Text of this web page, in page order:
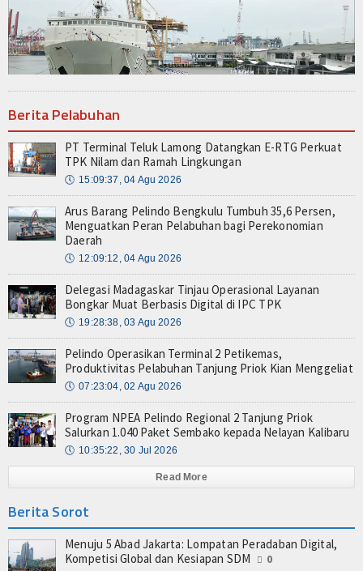
Berita Pelabuhan
PT Terminal Teluk Lamong Datangkan E-RTG Perkuat
TPK Nilam dan Ramah Lingkungan
🕔 15:09:37, 04 Agu 2026
Arus Barang Pelindo Bengkulu Tumbuh 35,6 Persen,
Menguatkan Peran Pelabuhan bagi Perekonomian
Daerah
🕔 12:09:12, 04 Agu 2026
Delegasi Madagaskar Tinjau Operasional Layanan
Bongkar Muat Berbasis Digital di IPC TPK
🕔 19:28:38, 03 Agu 2026
Pelindo Operasikan Terminal 2 Petikemas,
Produktivitas Pelabuhan Tanjung Priok Kian Menggeliat
🕔 07:23:04, 02 Agu 2026
Program NPEA Pelindo Regional 2 Tanjung Priok
Salurkan 1.040 Paket Sembako kepada Nelayan Kalibaru
🕔 10:35:22, 30 Jul 2026
Read More
Berita Sorot
Menuju 5 Abad Jakarta: Lompatan Peradaban Digital,
Kompetisi Global dan Kesiapan SDM
0